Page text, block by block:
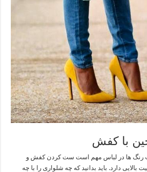
با کفش
رنگ ها در لباس مهم است ست کردن کفش و
بالایی دارد. باید بدانید که چه شلواری را با چه